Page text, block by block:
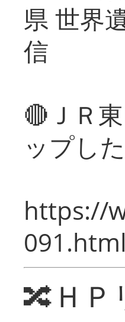
県 世界
信
🔴ＪＲ
ップし
https://
091.html
🔀ＨＰ